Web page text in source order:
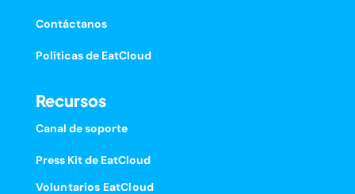
Contáctanos
Políticas de EatCloud
Recursos
Canal de soporte
Press Kit de EatCloud
Voluntarios EatCloud